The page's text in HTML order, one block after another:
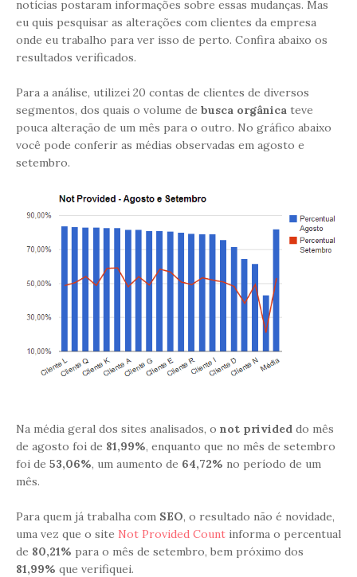
notícias postaram informações sobre essas mudanças. Mas
eu quis pesquisar as alterações com clientes da empresa
onde eu trabalho para ver isso de perto. Confira abaixo os
resultados verificados.
Para a análise, utilizei 20 contas de clientes de diversos
segmentos, dos quais o volume de busca orgânica teve
pouca alteração de um mês para o outro. No gráfico abaixo
você pode conferir as médias observadas em agosto e
setembro.
Na média geral dos sites analisados, o not privided do mês
de agosto foi de 81,99%, enquanto que no mês de setembro
foi de 53,06%, um aumento de 64,72% no período de um
mês.
Para quem já trabalha com SEO, o resultado não é novidade,
uma vez que o site Not Provided Count informa o percentual
de 80,21% para o mês de setembro, bem próximo dos
81,99% que verifiquei.